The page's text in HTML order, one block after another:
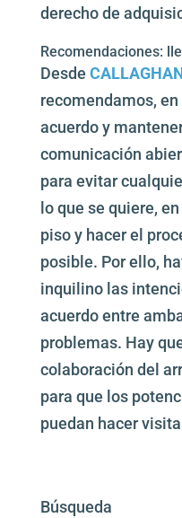
derecho de
Recomendaciones:
Desde
recomendamos,
acuerdo y
comunicación
para evitar
lo que se quiere,
piso y hacer el
posible. Por ello,
inquilino las
acuerdo entre
problemas. Hay
colaboración del
para que los
puedan hacer
Búsqueda